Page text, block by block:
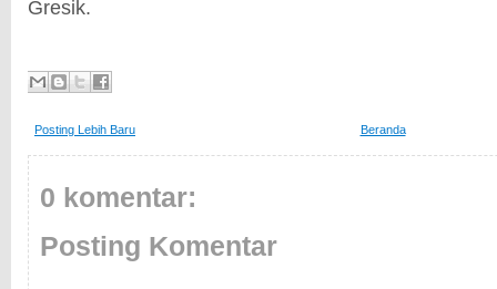
Gresik.
Posting Lebih Baru Beranda
0 komentar:
Posting Komentar